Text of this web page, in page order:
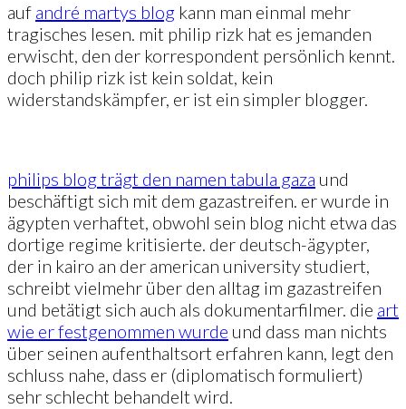
auf andré martys blog kann man einmal mehr
tragisches lesen. mit philip rizk hat es jemanden
erwischt, den der korrespondent persönlich kennt.
doch philip rizk ist kein soldat, kein
widerstandskämpfer, er ist ein simpler blogger.
philips blog trägt den namen tabula gaza und
beschäftigt sich mit dem gazastreifen. er wurde in
ägypten verhaftet, obwohl sein blog nicht etwa das
dortige regime kritisierte. der deutsch-ägypter,
der in kairo an der american university studiert,
schreibt vielmehr über den alltag im gazastreifen
und betätigt sich auch als dokumentarfilmer. die art
wie er festgenommen wurde und dass man nichts
über seinen aufenthaltsort erfahren kann, legt den
schluss nahe, dass er (diplomatisch formuliert)
sehr schlecht behandelt wird.